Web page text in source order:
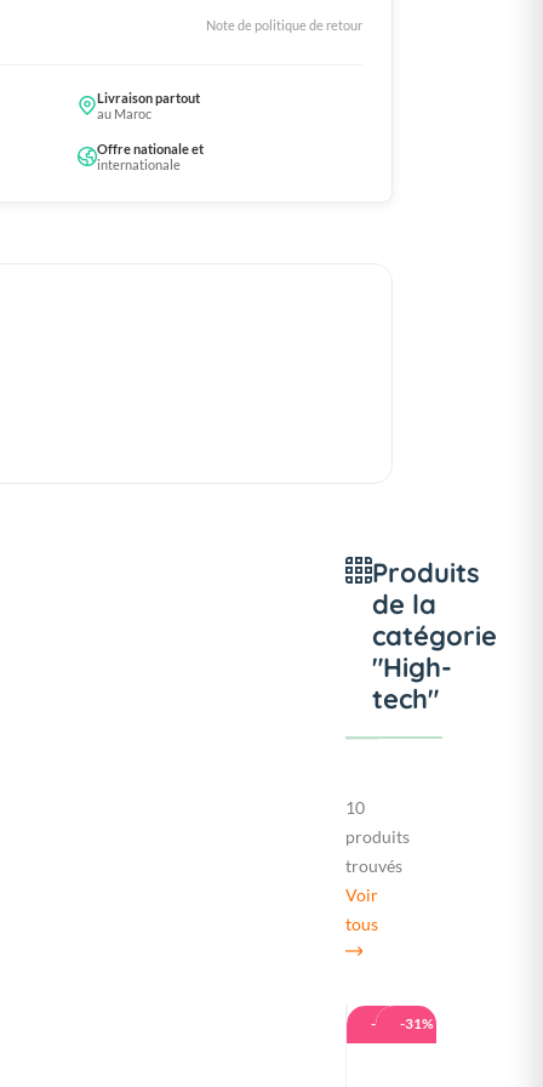
Note de politique de retour
Livraison partout
au Maroc
Offre nationale et
internationale
Produits
de la
catégorie
"High-
tech"
10
produits
trouvés
Voir
tous
-14%-31%